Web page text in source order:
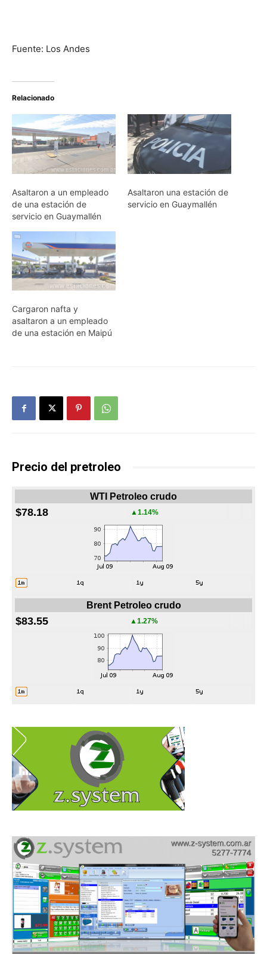
Fuente: Los Andes
Relacionado
Asaltaron a un empleado
de una estación de
servicio en Guaymallén
Asaltaron una estación de
servicio en Guaymallén
Cargaron nafta y
asaltaron a un empleado
de una estación en Maipú
Precio del pretroleo
WTI Petroleo crudo
$78.18 ▲1.14%
Brent Petroleo crudo
$83.55 ▲1.27%